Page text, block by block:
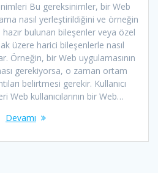
Bu gereksinimler, bir Web
nasıl yerleştirildiğini ve örneğin
bulunan bileşenler veya özel
üzere harici bileşenlerle nasıl
Örneğin, bir Web uygulamasının
gerekiyorsa, o zaman ortam
belirtmesi gerekir. Kullanıcı
Web kullanıcılarının bir Web…
Devamı